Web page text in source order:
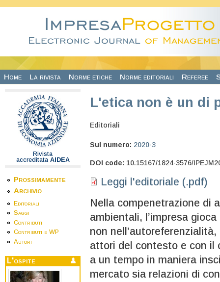
Home La rivista Norme etiche Norme editoriali Referee
Rivista
accreditata AIDEA
Prossimamente
Archivio
Editoriali
Saggi
Contributi
Contributi e WP
Autori
L'ospite
L'etica non è un di
Editoriali
Sul numero: 2020-3
DOI code: 10.15167/1824-3576/
Leggi l'editoriale (.pdf)
Nella compenetrazione di
ambientali, l’impresa
non
attori del contesto e con il
a un tempo in maniera
mercato sia relazioni di